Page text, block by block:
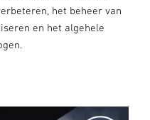
het beheer van
en het algehele